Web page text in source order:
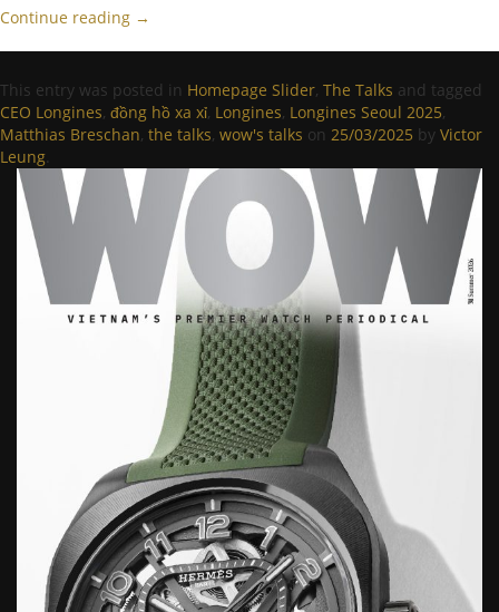
Continue reading →
This entry was posted in Homepage Slider, The Talks and tagged
CEO Longines, đồng hồ xa xỉ, Longines, Longines Seoul 2025,
Matthias Breschan, the talks, wow's talks on 25/03/2025 by Victor
Leung.